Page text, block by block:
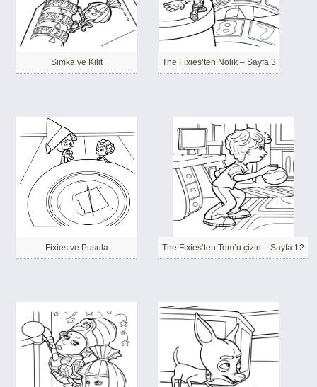
Simka ve Kilit The Fixies’ten Nolik – Sayfa 3
Fixies ve Pusula The Fixies’ten Tom’u çizin – Sayfa 12